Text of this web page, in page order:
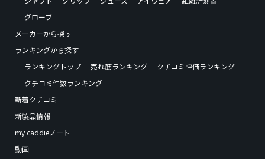
グローブ
メーカーから探す
ランキングから探す
ランキングトップ
売れ筋ランキング
クチコミ評価ランキング
クチコミ件数ランキング
新着クチコミ
新製品情報
my caddieノート
動画